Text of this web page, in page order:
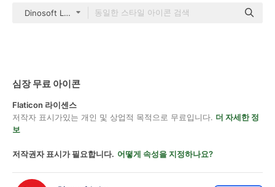
Dinosoft Lineal
심장 무료 아이콘
Flaticon 라이센스
저작자 표시가있는 개인 및 상업적 목적으로 무료입니다. 더 자세한 정
보
저작권자 표시가 필요합니다. 어떻게 속성을 지정하나요?